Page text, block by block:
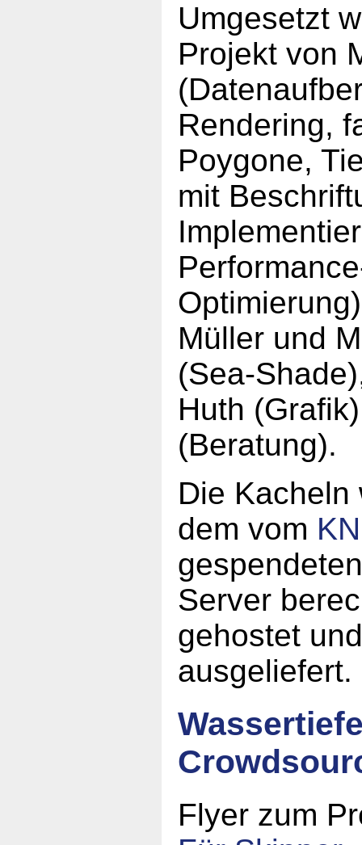
Umgesetzt
Projekt von
Rendering,
Poygone,
mit
Müller und
(Sea-
Huth
(Beratung).
Die Kacheln
dem vom
Server
gehostet und
ausgeliefert.
Flyer zum